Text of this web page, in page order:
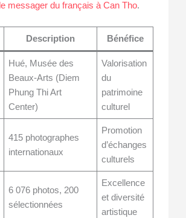
le messager du français à Can Tho.
Description Bénéfice
Hué, Musée des
Beaux-Arts (Diem
Phung Thi Art
Center)
Valorisation
du
patrimoine
culturel
415 photographes
internationaux
Promotion
d’échanges
culturels
6 076 photos, 200
sélectionnées
Excellence
et diversité
artistique